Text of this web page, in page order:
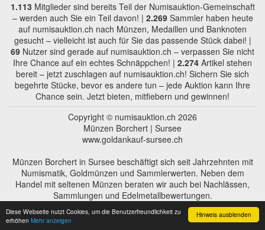
Hinweis ausblenden
Diese Webseite nutzt Cookies, um die Benutzerfreundlichkeit zu
erhöhen Mehr anzeigen
1.113 Mitglieder sind bereits Teil der Numisauktion-Gemeinschaft
– werden auch Sie ein Teil davon! | 2.269Sammler haben heute
auf numisauktion.ch nach Münzen, Medaillen und Banknoten
gesucht – vielleicht ist auch für Sie das passende Stück dabei! |
69 Nutzer sind gerade auf numisauktion.ch – verpassen Sie nicht
Ihre Chance auf ein echtes Schnäppchen! | 2.274 Artikel stehen
bereit – jetzt zuschlagen auf numisauktion.ch! Sichern Sie sich
begehrte Stücke, bevor es andere tun – jede Auktion kann Ihre
Chance sein. Jetzt bieten, mitfiebern und gewinnen!
Copyright © numisauktion.ch 2026
Münzen Borchert | Sursee
www.goldankauf-sursee.ch
Münzen Borchert in Sursee beschäftigt sich seit Jahrzehnten mit
Numismatik, Goldmünzen und Sammlerwerten. Neben dem
Handel mit seltenen Münzen beraten wir auch bei Nachlässen,
Sammlungen und Edelmetallbewertungen.